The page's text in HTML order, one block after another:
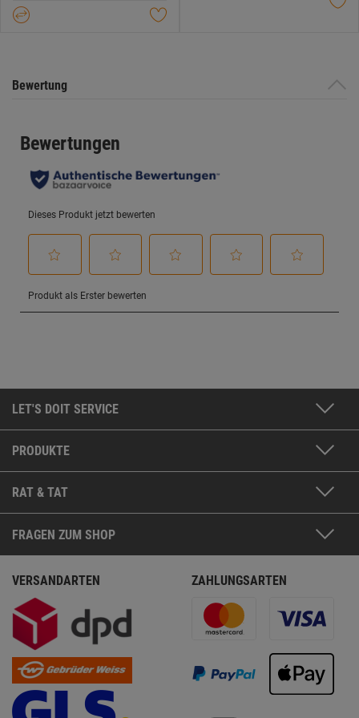
Bewertung
LET'S DOIT SERVICE
PRODUKTE
RAT & TAT
FRAGEN ZUM SHOP
VERSANDARTEN ZAHLUNGSARTEN